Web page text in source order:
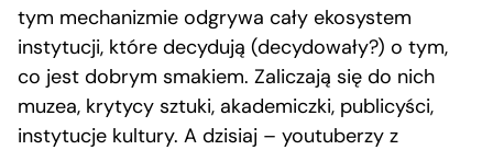
tym mechanizmie odgrywa cały ekosystem
instytucji, które decydują (decydowały?) o tym,
co jest dobrym smakiem. Zaliczają się do nich
muzea, krytycy sztuki, akademiczki, publicyści,
instytucje kultury. A dzisiaj – youtuberzy z